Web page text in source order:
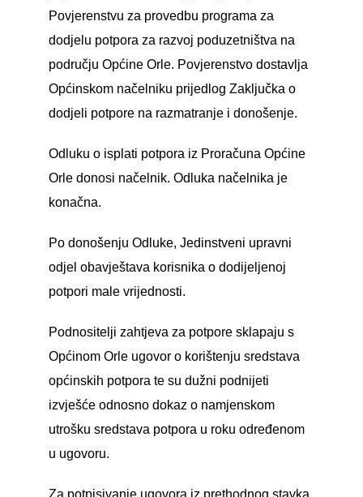
Povjerenstvu za provedbu programa za
dodjelu potpora za razvoj poduzetništva na
području Općine Orle. Povjerenstvo dostavlja
Općinskom načelniku prijedlog Zaključka o
dodjeli potpore na razmatranje i donošenje.
Odluku o isplati potpora iz Proračuna Općine
Orle donosi načelnik. Odluka načelnika je
konačna.
Po donošenju Odluke, Jedinstveni upravni
odjel obavještava korisnika o dodijeljenoj
potpori male vrijednosti.
Podnositelji zahtjeva za potpore sklapaju s
Općinom Orle ugovor o korištenju sredstava
općinskih potpora te su dužni podnijeti
izvješće odnosno dokaz o namjenskom
utrošku sredstava potpora u roku određenom
u ugovoru.
Za potpisivanje ugovora iz prethodnog stavka